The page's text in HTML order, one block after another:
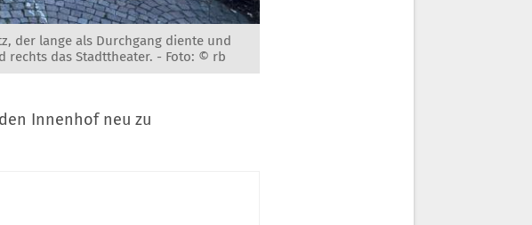
der lange als Durchgang diente und
rechts das Stadttheater. - Foto: © rb
Innenhof neu zu